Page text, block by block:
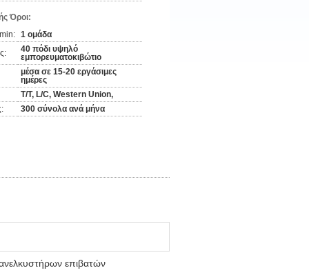
Όροι:
1 ομάδα
40 πόδι υψηλό
εμπορευματοκιβώτιο
μέσα σε 15-20 εργάσιμες
ημέρες
T/T, L/C, Western Union,
300 σύνολα ανά μήνα
επιβατών